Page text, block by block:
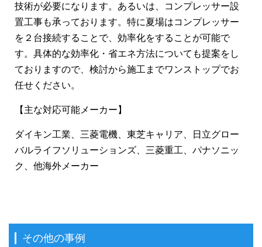
技術が必要になります。あるいは、コンプレッサー設
置工事も承っております。特に夏場はコンプレッサー
を２台接続することで、効率化をすることが可能で
す。具体的な効率化・省エネ方法についても提案をし
ておりますので、検討から施工までワンストップでお
任せください。
【主な対応可能メーカー】
ダイキン工業、三菱電機、東芝キャリア、日立グロー
バルライフソリューションズ、三菱重工、パナソニッ
ク、他海外メーカー
その他の事例